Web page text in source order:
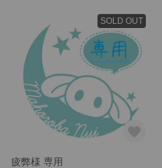
SOLD OUT
疲弊様 専用